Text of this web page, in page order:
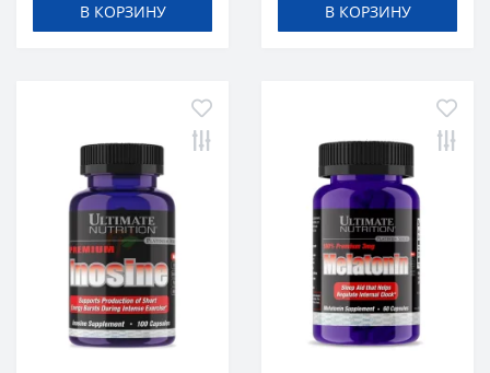
В КОРЗИНУ В КОРЗИНУ